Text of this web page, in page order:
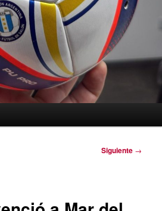
Siguiente →